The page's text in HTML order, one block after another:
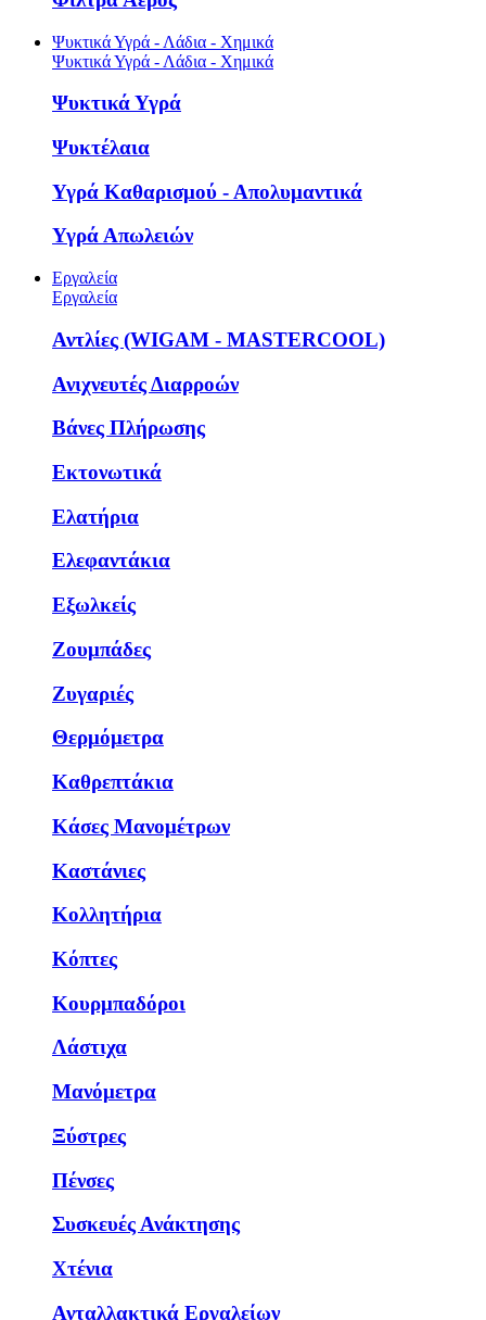
Ψυκτικά Υγρά - Λάδια - Χημικά
Ψυκτικά Υγρά - Λάδια - Χημικά
Ψυκτικά Υγρά
Ψυκτέλαια
Υγρά Καθαρισμού - Απολυμαντικά
Υγρά Απωλειών
Εργαλεία
Εργαλεία
Αντλίες (WIGAM - MASTERCOOL)
Ανιχνευτές Διαρροών
Βάνες Πλήρωσης
Εκτονωτικά
Ελατήρια
Ελεφαντάκια
Εξωλκείς
Ζουμπάδες
Ζυγαριές
Θερμόμετρα
Καθρεπτάκια
Κάσες Μανομέτρων
Καστάνιες
Κολλητήρια
Κόπτες
Κουρμπαδόροι
Λάστιχα
Μανόμετρα
Ξύστρες
Πένσες
Συσκευές Ανάκτησης
Χτένια
Ανταλλακτικά Εργαλείων